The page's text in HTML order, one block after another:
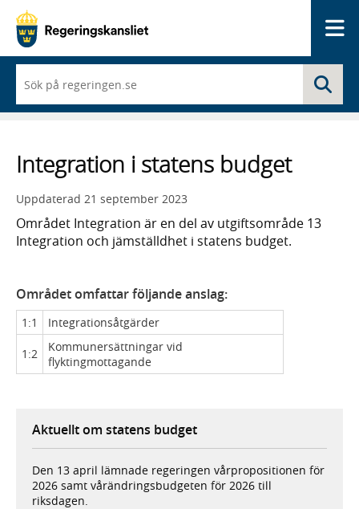
du
börjar
skriva
en
lista
med
sökförslag
Integration i statens budget
Uppdaterad 21 september 2023
Området Integration är en del av utgiftsområde 13
Integration och jämställdhet i statens budget.
Området omfattar följande anslag:
1:1 Integrationsåtgärder
1:2
Kommunersättningar vid
flyktingmottagande
Aktuellt om statens budget
Den 13 april lämnade regeringen vårpropositionen för
2026 samt vårändringsbudgeten för 2026 till
riksdagen.